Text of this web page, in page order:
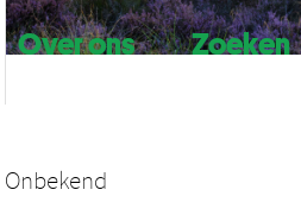
Over ons
Zoeken
Onbekend